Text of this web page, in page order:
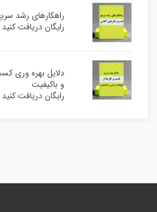
راهکارهای رشد
رایگان دریافت کنید
دلایل بهره وری
و باکیفیت
رایگان دریافت کنید